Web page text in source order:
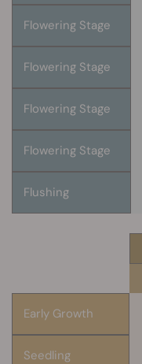
Flowering Stage
Flowering Stage
Flowering Stage
Flowering Stage
Flushing
Early Growth
Seedling